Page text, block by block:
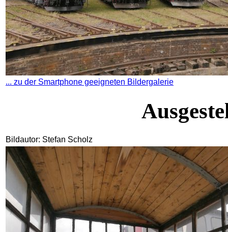
... zu der Smartphone geeigneten Bildergalerie
Bildautor: Stefan Scholz